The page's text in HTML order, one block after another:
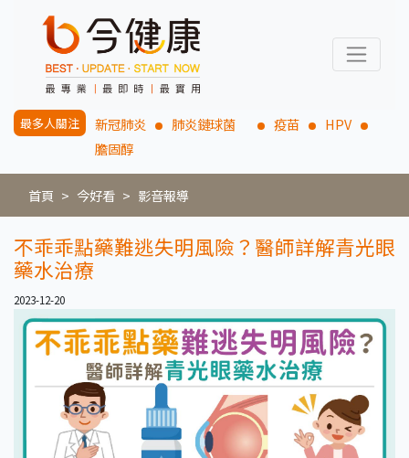
最多人關注 新冠肺炎 肺炎鏈球菌 疫苗
HPV
膽固醇
首頁 今好看 影音報導
不乖乖點藥難逃失明風險？醫師詳解青光眼
藥水治療
2023-12-20